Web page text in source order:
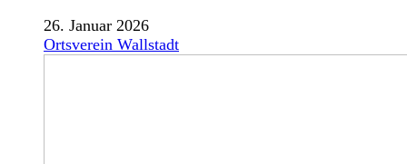
26. Januar 2026
Ortsverein Wallstadt